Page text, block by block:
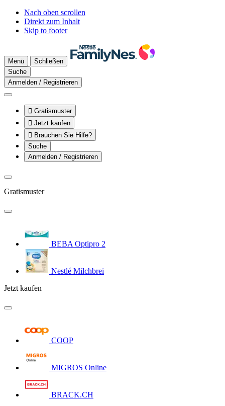
Nach oben scrollen
Direkt zum Inhalt
Skip to footer
Menü
Schließen
Suche
Anmelden / Registrieren
 Gratismuster
 Jetzt kaufen
 Brauchen Sie Hilfe?
Suche
Anmelden / Registrieren
Gratismuster
BEBA Optipro 2
Nestlé Milchbrei
Jetzt kaufen
COOP
MIGROS Online
BRACK.CH